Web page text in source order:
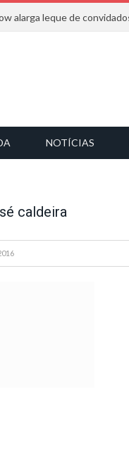
NOTÍCIAS
caldeira